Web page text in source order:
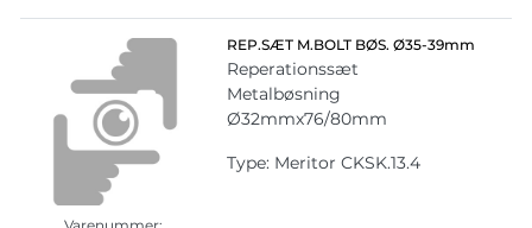
REP.SÆT M.BOLT BØS. Ø35-39mm
Reperationssæt
Metalbøsning
Ø32mmx76/80mm
Type: Meritor CKSK.13.4